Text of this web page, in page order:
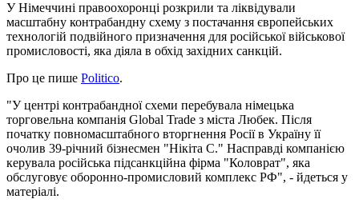
У Німеччині правоохоронці розкрили та ліквідували
масштабну контрабандну схему з постачання європейських
технологій подвійного призначення для російської військової
промисловості, яка діяла в обхід західних санкцій.
Про це пише Politico.
"У центрі контрабандної схеми перебувала німецька
торговельна компанія Global Trade з міста Любек. Після
початку повномасштабного вторгнення Росії в Україну її
очолив 39-річний бізнесмен "Нікіта С." Насправді компанією
керувала російська підсанкційна фірма "Коловрат", яка
обслуговує оборонно-промисловий комплекс РФ", - йдеться у
матеріалі.